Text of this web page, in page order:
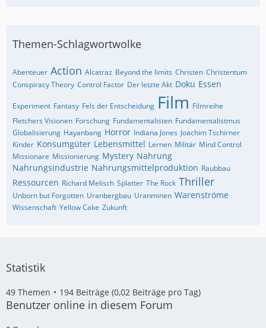
Themen-Schlagwortwolke
Abenteuer Action Alcatraz Beyond the limits Christen Christentum
Conspiracy Theory Control Factor Der letzte Akt Doku Essen
Experiment Fantasy Fels der Entscheidung Film Filmreihe
Fletchers Visionen Forschung Fundamentalisten Fundamentalistmus
Globalisierung Hayanbang Horror Indiana Jones Joachim Tschirner
Kinder Konsumgüter Lebensmittel Lernen Militär Mind Control
Missionare Missionierung Mystery Nahrung
Nahrungsindustrie Nahrungsmittelproduktion Raubbau
Ressourcen Richard Melisch Splatter The Rock Thriller
Unborn but Forgotten Uranbergbau Uranminen Warenströme
Wissenschaft Yellow Cake Zukunft
Statistik
49 Themen 194 Beiträge (0,02 Beiträge pro Tag)
Benutzer online in diesem Forum